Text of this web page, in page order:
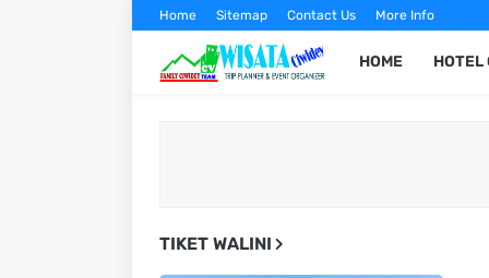
Home Sitemap Contact Us More Info
HOME HOTEL
TIKET WALINI